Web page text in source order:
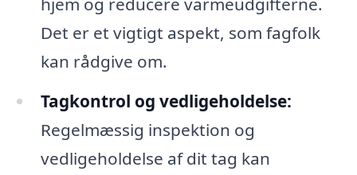
Det er et vigtigt aspekt, som fagfolk
kan rådgive om.
Tagkontrol og vedligeholdelse:
Regelmæssig inspektion og
vedligeholdelse af dit tag kan